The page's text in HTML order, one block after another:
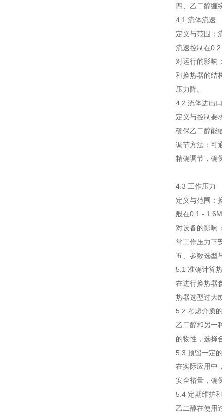
四、乙二醇缠
4.1 流体流速
定义与范围：
流速控制在
对运行的影响
和换热器的结
压力降。
4.2 流体进出
定义与控制要
确保乙二醇能
调节方法：可
精确调节，确
4.3 工作压力
定义与范围：
般在0.1 -
对设备的影响
常工作压力下
五、参数选型
5.1 准确计算
在进行换热器
热器选型过大
5.2 考虑介质
乙二醇和另一
的物性，选择
5.3 预留一定
在实际应用中
安全裕量，确
5.4 定期维护
乙二醇在使用